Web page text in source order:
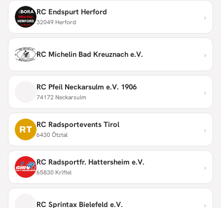
RC Endspurt Herford
32049 Herford ›
RC Michelin Bad Kreuznach e.V. ›
RC Pfeil Neckarsulm e.V. 1906
74172 Neckarsulm ›
RT RC Radsportevents Tirol
6430 Ötztal ›
RC Radsportfr. Hattersheim e.V.
65830 Kriftel ›
RC Sprintax Bielefeld e.V. ›